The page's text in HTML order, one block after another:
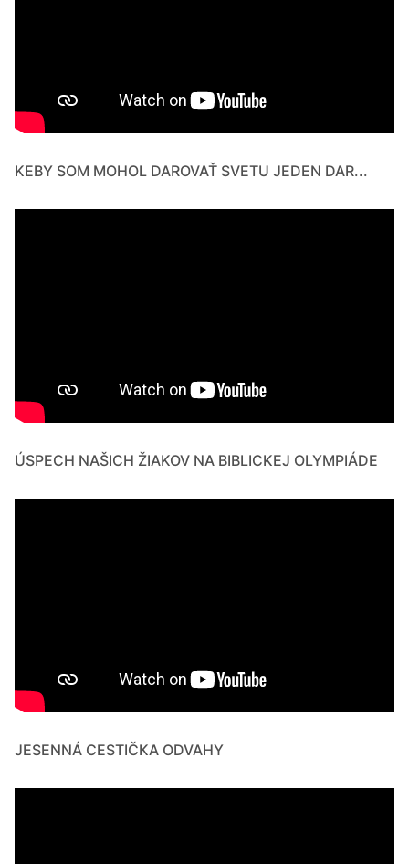
KEBY SOM MOHOL DAROVAŤ SVETU JEDEN DAR...
ÚSPECH NAŠICH ŽIAKOV NA BIBLICKEJ OLYMPIÁDE
JESENNÁ CESTIČKA ODVAHY